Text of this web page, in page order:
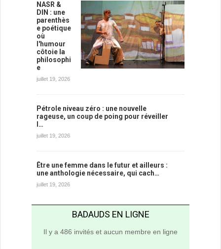
NASR &
DIN : une
parenthès
e poétique
où
l'humour
côtoie la
philosophi
e
juillet 19, 2026
Pétrole niveau zéro : une nouvelle
rageuse, un coup de poing pour réveiller
l…
juillet 19, 2026
Être une femme dans le futur et ailleurs :
une anthologie nécessaire, qui cach…
juillet 19, 2026
BADAUDS EN LIGNE
Il y a 486 invités et aucun membre en ligne